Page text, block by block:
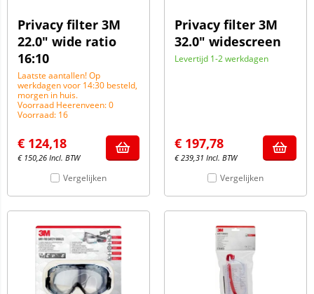
Privacy filter 3M
22.0" wide ratio
16:10
Laatste aantallen! Op
werkdagen voor 14:30 besteld,
morgen in huis.
Voorraad Heerenveen: 0
Voorraad: 16
€ 124,18
€ 150,26 Incl. BTW
Vergelijken
Privacy filter 3M
32.0" widescreen
Levertijd 1-2 werkdagen
€ 197,78
€239,31 Incl. BTW
Vergelijken